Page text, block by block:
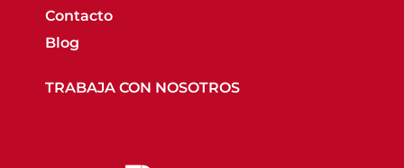
Contacto
Blog
TRABAJA CON NOSOTROS